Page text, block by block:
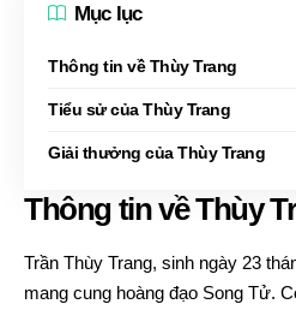
Mục lục
Thông tin về Thùy Trang
Tiểu sử của Thùy Trang
Giải thưởng của Thùy Trang
Thông tin về Thùy
Trần Thùy Trang, sinh ngày 23
mang cung hoàng đạo Song Tử.